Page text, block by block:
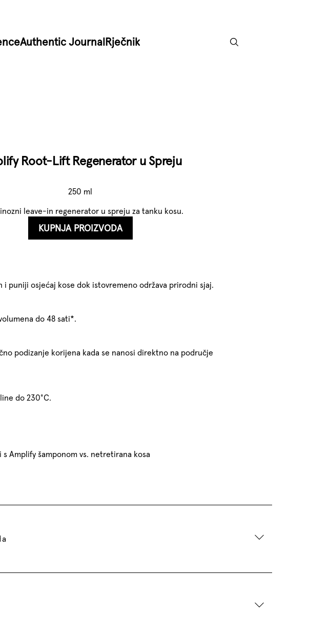
Authentic JournalRječnik
Root-Lift Regenerator u Spreju
250 ml
leave-in regenerator u spreju za tanku kosu.
KUPNJA PROIZVODA
i puniji osjećaj kose dok istovremeno održava prirodni sjaj.
do 48 sati*.
podizanje korijena kada se nanosi direktno na područje
do 230°C.
Amplify šamponom vs. netretirana kosa